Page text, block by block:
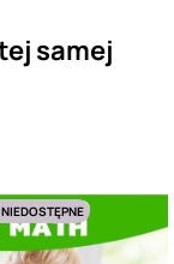
samej